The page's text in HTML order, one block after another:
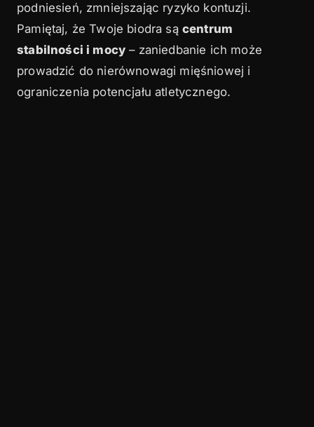
podniesień, zmniejszając ryzyko kontuzji.
Pamiętaj, że Twoje biodra są centrum
stabilności i mocy – zaniedbanie ich może
prowadzić do nierównowagi mięśniowej i
ograniczenia potencjału atletycznego.